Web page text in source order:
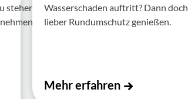
stehen
Wasserschaden auftritt? Dann doch
lieber Rundumschutz genießen.
Mehr erfahren